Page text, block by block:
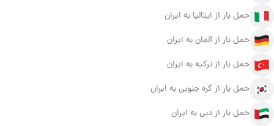
حمل بار از ایتالیا به ایران
حمل بار از آلمان به ایران
حمل بار از ترکیه به ایران
حمل بار از کره جنوبی به ایران
حمل بار از دبی به ایران